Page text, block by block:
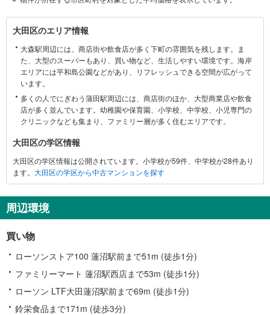
資料請求は【下部のオレンジ色資料請求ボタン】よりお問い合わせくださ
い
大
田
区
に
情
大田区のエリア情報
大森駅周辺には、商店街や飲食店が多く下町の雰囲気を残します。ま
た、大型のスーパーもあり、買い物など、生活しやすい環境です。海岸
エリアには平和島公園などがあり、リフレッシュできる空間が広がって
います。
多くの人でにぎわう蒲田駅周辺には、商店街のほか、大型商業店や飲食
店が多く並んでいます。幼稚園や保育園、小学校、中学校、小児専門の
クリニックなども集まり、ファミリー層が多く住むエリアです。
大田区の学区情報
大田区の学区情報は公開されています。小学校が59件、中学校が28件あり
ます。 大田区の学区から中古マンションを探す
周辺環境
買い物
ローソンストア100 蓮沼駅前まで51m (徒歩1分)
ファミリーマート 蓮沼駅西店まで53m (徒歩1分)
ローソン LTF大田蓮沼駅前まで69m (徒歩1分)
鈴栄食品まで171m (徒歩3分)